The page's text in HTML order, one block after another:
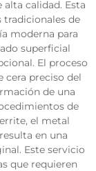
calidad. Esta
de
moderna para
superficial
El proceso
cera preciso del
de una
de
el metal
en una
Este servicio
que requieren